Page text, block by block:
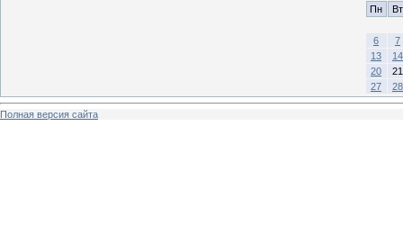
Пн
Вт
6
7
13
14
20
21
27
28
Полная версия сайта